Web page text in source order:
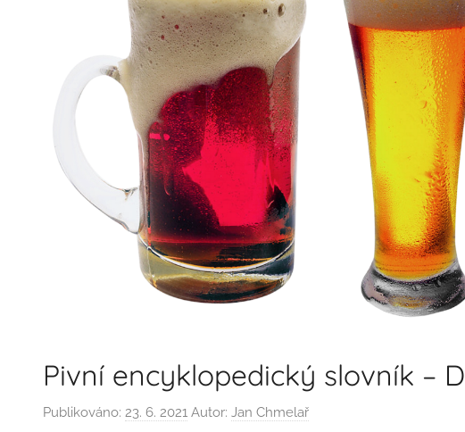
Pivní encyklopedický slovník – D
Publikováno: 23. 6. 2021 Autor: Jan Chmelař